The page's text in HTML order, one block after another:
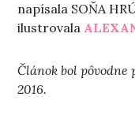
napísala SOŇA
ilustrovala
Článok bol
2016.